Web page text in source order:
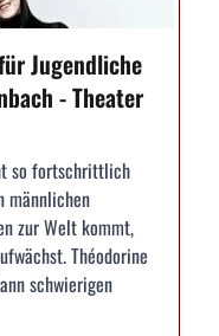
Jugendliche
- Theater
so fortschrittlich
männlichen
zur Welt kommt,
Théodorine
schwierigen